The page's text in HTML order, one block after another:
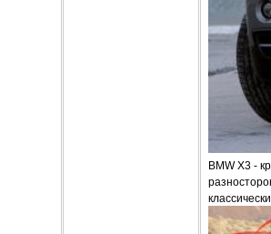
BMW X3 -